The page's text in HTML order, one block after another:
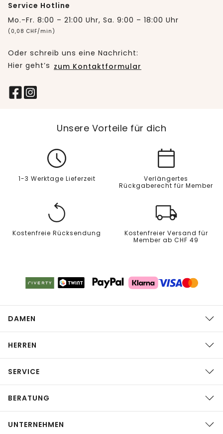
Service Hotline
Mo.-Fr. 8:00 – 21:00 Uhr, Sa. 9:00 – 18:00 Uhr
(0,08 CHF/min)
Oder schreib uns eine Nachricht:
Hier geht’s zum Kontaktformular
Unsere Vorteile für dich
1-3 Werktage Lieferzeit
Verlängertes
Rückgaberecht für Member
Kostenfreie Rücksendung
Kostenfreier Versand für
Member ab CHF 49
DAMEN
HERREN
SERVICE
BERATUNG
UNTERNEHMEN